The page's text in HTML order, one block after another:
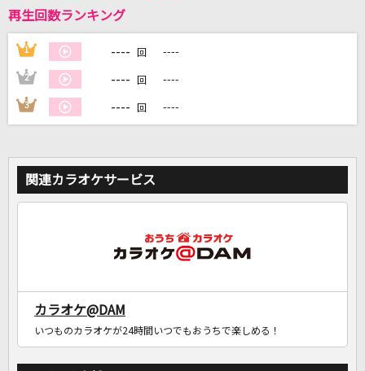
再生回数ランキング
1 ---- 回 ----
2 ---- 回 ----
3 ---- 回 ----
関連カラオケサービス
カラオケ@DAM
いつものカラオケが24時間いつでもおうちで楽しめる！